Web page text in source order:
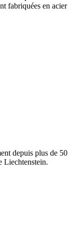
fabriquées en acier
depuis plus de 50
Liechtenstein.